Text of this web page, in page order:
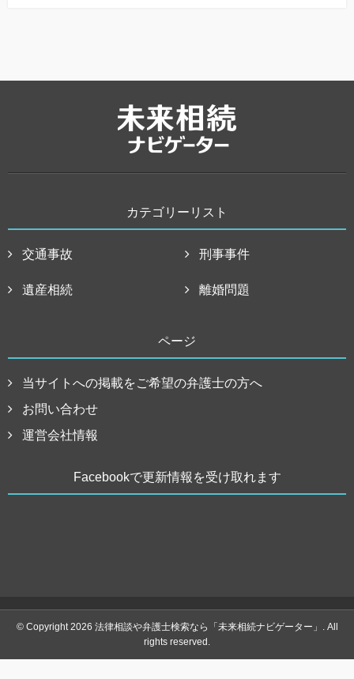
カテゴリーリスト
交通事故 刑事事件
遺産相続 離婚問題
ページ
当サイトへの掲載をご希望の弁護士の方へ
お問い合わせ
運営会社情報
Facebookで更新情報を受け取れます
© Copyright 2026 法律相談や弁護士検索なら「未来相続ナビゲーター」. All
rights reserved.